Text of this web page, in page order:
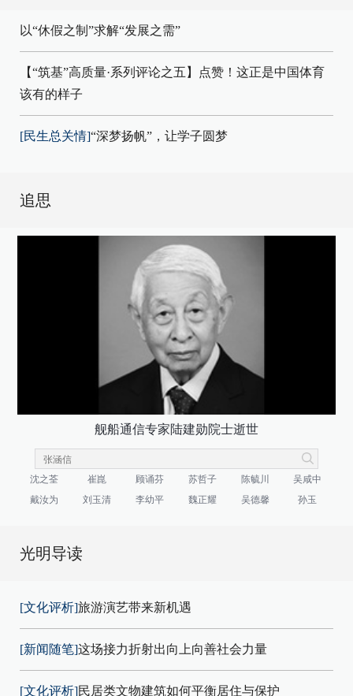
以“休假之制”求解“发展之需”
【“筑基”高质量·系列评论之五】点赞！这正是中国体育
该有的样子
[民生总关情]“深梦扬帆”，让学子圆梦
追思
舰船通信专家陆建勋院士逝世
沈之荃 崔崑 顾诵芬 苏哲子 陈毓川
吴咸中
戴汝为
刘玉清 李幼平 魏正耀 吴德馨 孙玉
光明导读
[文化评析]旅游演艺带来新机遇
[新闻随笔]这场接力折射出向上向善社会力量
[文化评析]民居类文物建筑如何平衡居住与保护